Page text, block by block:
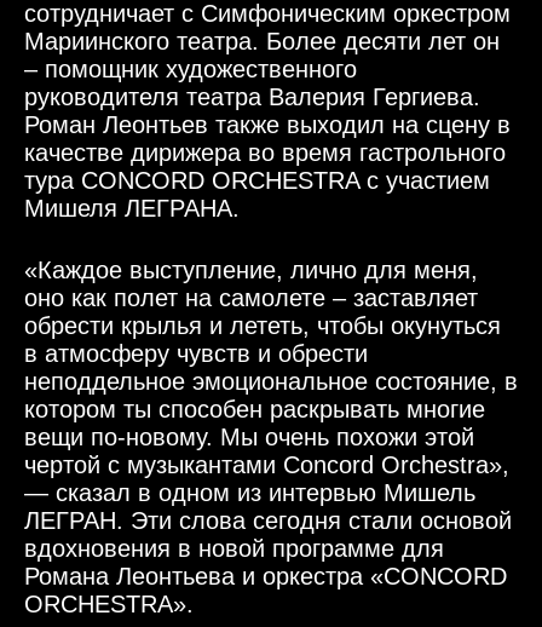
сотрудничает с Симфоническим оркестром
Мариинского театра. Более десяти лет он
– помощник художественного
руководителя театра Валерия Гергиева.
Роман Леонтьев также выходил на сцену в
качестве дирижера во время гастрольного
тура CONCORD ORCHESTRA с участием
Мишеля ЛЕГРАНА.
«Каждое выступление, лично для меня,
оно как полет на самолете – заставляет
обрести крылья и лететь, чтобы окунуться
в атмосферу чувств и обрести
неподдельное эмоциональное состояние, в
котором ты способен раскрывать многие
вещи по-новому. Мы очень похожи этой
чертой с музыкантами Concord Orchestra»,
— сказал в одном из интервью Мишель
ЛЕГРАН. Эти слова сегодня стали основой
вдохновения в новой программе для
Романа Леонтьева и оркестра «CONCORD
ORCHESTRA».